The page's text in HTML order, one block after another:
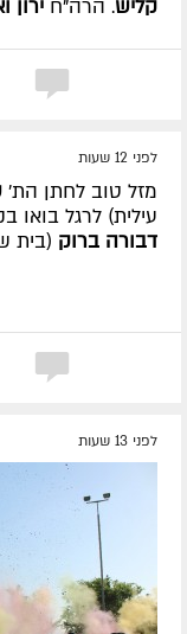
קליש. הרה"ח ירון
לפני 12 שעות
מזל טוב לחתן הת'
עילית) לרגל בואו
דבורה ברוק (בית
לפני 13 שעות